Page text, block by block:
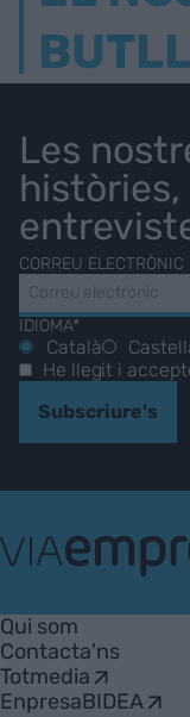
Les
CORREU ELECTRÒNIC
IDIOMA*
Català
He llegit i
Subscriure's
Empresa
Qui som
Contacta'ns
Totmedia
EnpresaBIDEA